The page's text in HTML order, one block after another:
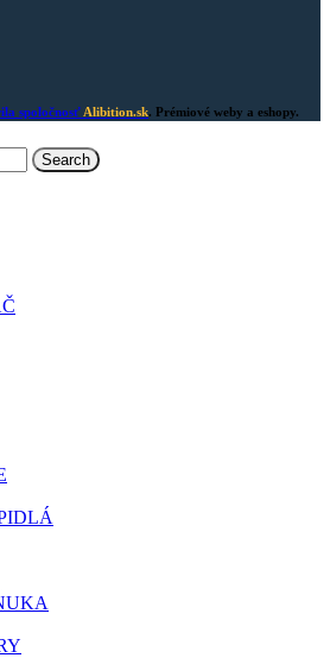
spoločnosť Alibition.sk. Prémiové weby a eshopy.
Search